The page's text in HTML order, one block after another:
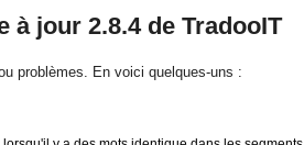
à jour 2.8.4 de TradooIT
problèmes. En voici quelques-uns :